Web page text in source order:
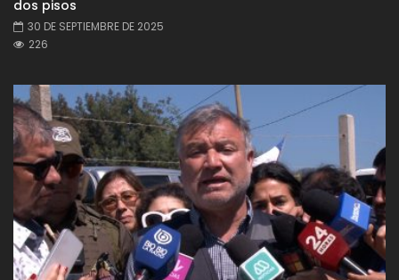
dos pisos
30 DE SEPTIEMBRE DE 2025
226